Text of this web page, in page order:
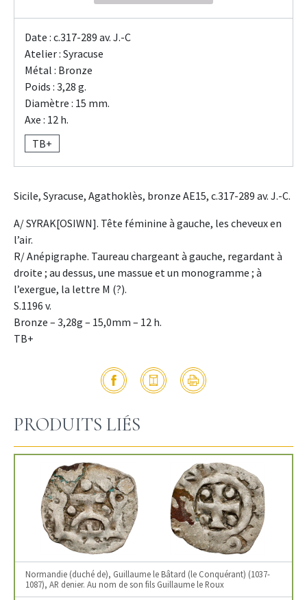
Date : c.317-289 av. J.-C
Atelier : Syracuse
Métal : Bronze
Poids : 3,28 g.
Diamètre : 15 mm.
Axe : 12 h.
TB+
Sicile, Syracuse, Agathoklès, bronze AE15, c.317-289 av. J.-C.
A/ SYRAK[OSIWN]. Tête féminine à gauche, les cheveux en
l’air.
R/ Anépigraphe. Taureau chargeant à gauche, regardant à
droite ; au dessus, une massue et un monogramme ; à
l’exergue, la lettre M (?).
S.1196 v.
Bronze – 3,28g – 15,0mm – 12 h.
TB+
PRODUITS LIÉS
Normandie (duché de), Guillaume le Bâtard (le Conquérant) (1037-
1087), AR denier. Au nom de son fils Guillaume le Roux